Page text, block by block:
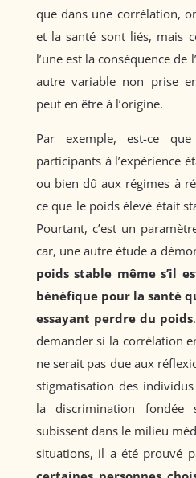
que dans une corrélation,
et la santé sont liés, mais
l’une est la conséquence de
autre variable non prise
peut en être à l’origine.
Par exemple, est-ce
participants à l’expérience
ou bien dû aux régimes à
ce que le poids élevé était
Pourtant, c’est un
car, une autre étude a
poids stable même s’il
bénéfique pour la santé
essayant perdre du poids
demander si la corrélation
ne serait pas due aux
stigmatisation des
la discrimination fondée
subissent dans le milieu
situations, il a été prouvé